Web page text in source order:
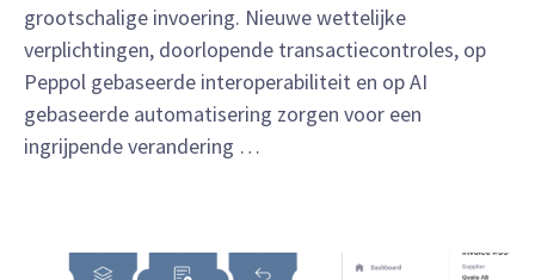
grootschalige invoering. Nieuwe wettelijke
verplichtingen, doorlopende transactiecontroles, op
Peppol gebaseerde interoperabiliteit en op AI
gebaseerde automatisering zorgen voor een
ingrijpende verandering …